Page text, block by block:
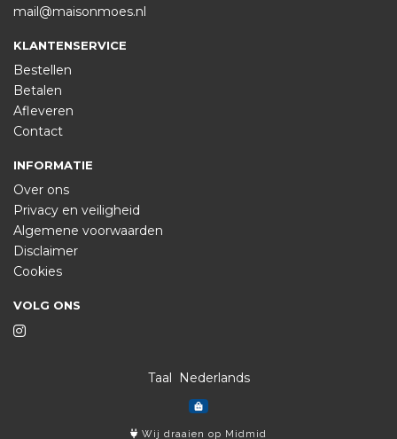
mail@maisonmoes.nl
KLANTENSERVICE
Bestellen
Betalen
Afleveren
Contact
INFORMATIE
Over ons
Privacy en veiligheid
Algemene voorwaarden
Disclaimer
Cookies
VOLG ONS
Taal
Wij draaien op Midmid